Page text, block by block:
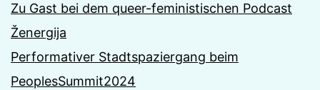
Zu Gast bei dem queer-feministischen Podcast
Ženergija
Performativer Stadtspaziergang beim
PeoplesSummit2024